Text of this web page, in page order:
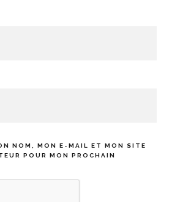
NOM, MON E-MAIL ET MON SITE
POUR MON PROCHAIN